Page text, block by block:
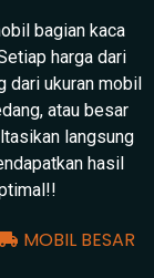
bagian kaca
harga dari
dari ukuran mobil
atau besar
langsung
hasil
MOBIL BESAR